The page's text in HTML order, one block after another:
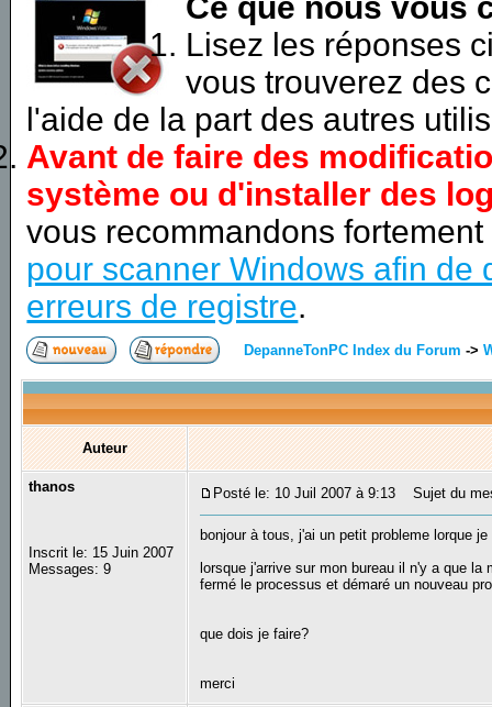
Lisez les réponses
vous trouverez des
l'aide de la part des autres
Avant de faire des
système ou d'installer des
vous recommandons
pour scanner Windows afin de
erreurs de registre.
DepanneTonPC Index du Forum ->
Auteur
thanos
Inscrit le: 15 Juin 2007
Messages: 9
Posté le: 10 Juil 2007 à 9:13 Sujet du
bonjour à tous, j'ai un petit probleme lorque
lorsque j'arrive sur mon bureau il n'y a que
fermé le processus et démaré un nouveau
que dois je faire?
merci